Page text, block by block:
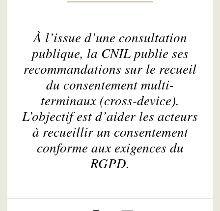
À l’issue d’une consultation
publique, la CNIL publie ses
recommandations sur le recueil
du consentement multi-
terminaux (cross-device).
L’objectif est d’aider les acteurs
à recueillir un consentement
conforme aux exigences du
RGPD.